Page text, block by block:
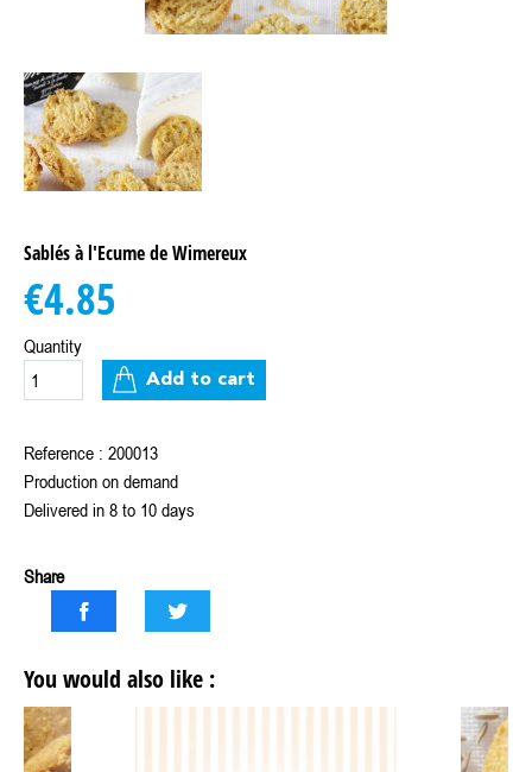
Sablés à l'Ecume de Wimereux
€4.85
Quantity
Add to cart
Reference : 200013
Production on demand
Delivered in 8 to 10 days
Share
You would also like :